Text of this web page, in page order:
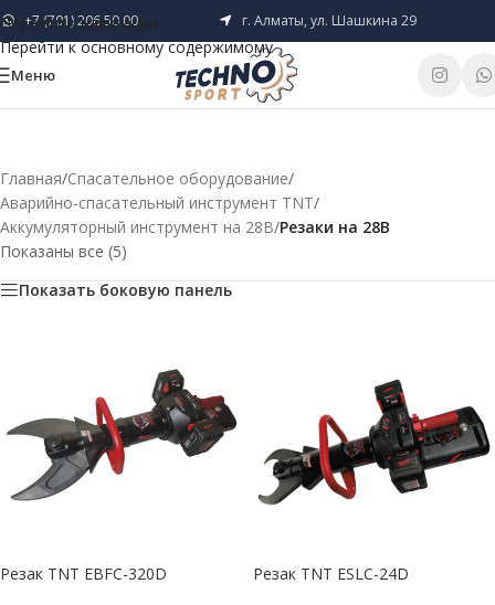
Перейти к навигации
Перейти к основному содержимому
+7 (701) 206 50 00 г. Алматы, ул. Шашкина 29
Меню
Главная/Спасательное оборудование/
Аварийно-спасательный инструмент TNT/
Аккумуляторный инструмент на 28В/Резаки на 28В
Показаны все (5)
Показать боковую панель
Резак TNT EBFC-320D Резак TNT ESLC-24D